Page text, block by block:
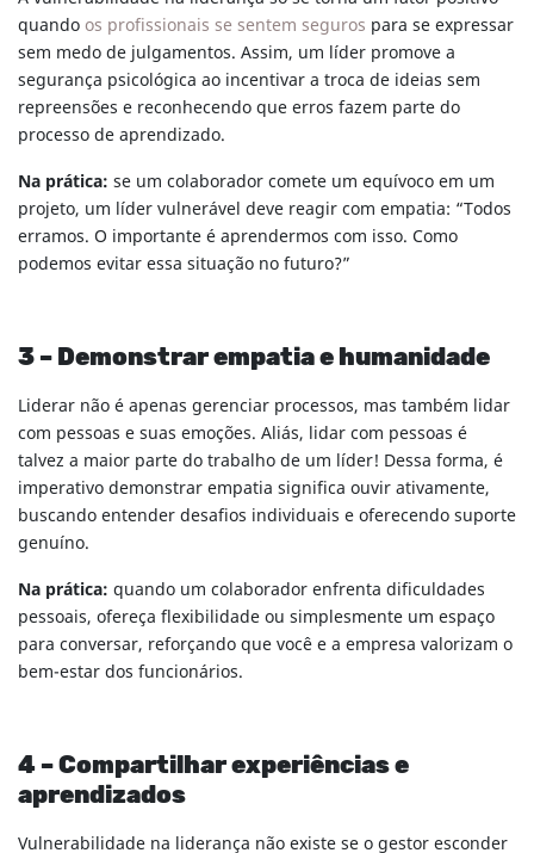
quando os profissionais se sentem seguros para se expressar
sem medo de julgamentos. Assim, um líder promove a
segurança psicológica ao incentivar a troca de ideias sem
repreensões e reconhecendo que erros fazem parte do
processo de aprendizado.
Na prática: se um colaborador comete um equívoco em um
projeto, um líder vulnerável deve reagir com empatia: “Todos
erramos. O importante é aprendermos com isso. Como
podemos evitar essa situação no futuro?”
3 – Demonstrar empatia e humanidade
Liderar não é apenas gerenciar processos, mas também lidar
com pessoas e suas emoções. Aliás, lidar com pessoas é
talvez a maior parte do trabalho de um líder! Dessa forma, é
imperativo demonstrar empatia significa ouvir ativamente,
buscando entender desafios individuais e oferecendo suporte
genuíno.
Na prática: quando um colaborador enfrenta dificuldades
pessoais, ofereça flexibilidade ou simplesmente um espaço
para conversar, reforçando que você e a empresa valorizam o
bem-estar dos funcionários.
4 – Compartilhar experiências e
aprendizados
Vulnerabilidade na liderança não existe se o gestor esconder